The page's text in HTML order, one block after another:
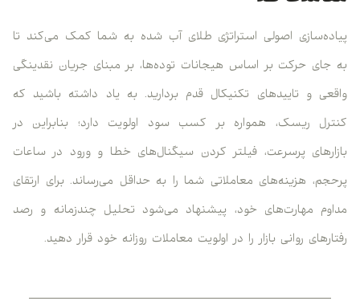
پیاده‌سازی اصولی استراتژی طلای آب شده به شما کمک می‌کند تا
به جای حرکت بر اساس هیجانات توده‌ها، بر مبنای جریان نقدینگی
واقعی و تاییدهای تکنیکال قدم بردارید. به یاد داشته باشید که
کنترل ریسک، همواره بر کسب سود اولویت دارد؛ بنابراین در
بازارهای پرسرعت، فیلتر کردن سیگنال‌های خطا و ورود در ساعات
پرحجم، هزینه‌های معاملاتی شما را به حداقل می‌رساند. برای ارتقای
مداوم مهارت‌های خود، پیشنهاد می‌شود تحلیل چندزمانه و رصد
رفتارهای روانی بازار را در اولویت معاملات روزانه خود قرار دهید.